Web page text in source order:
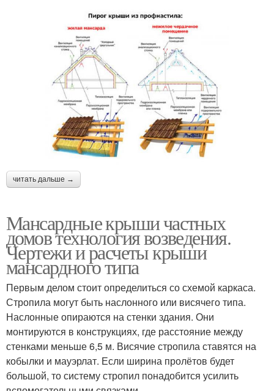
читать дальше →
Мансардные крыши частных
домов технология возведения.
Чертежи и расчеты крыши
мансардного типа
Первым делом стоит определиться со схемой каркаса.
Стропила могут быть наслонного или висячего типа.
Наслонные опираются на стенки здания. Они
монтируются в конструкциях, где расстояние между
стенками меньше 6,5 м. Висячие стропила ставятся на
кобылки и мауэрлат. Если ширина пролётов будет
большой, то систему стропил понадобится усилить